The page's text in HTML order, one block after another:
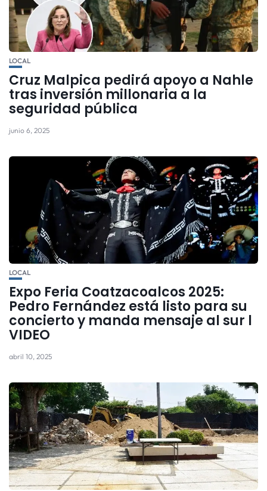
LOCAL
Cruz Malpica pedirá apoyo a Nahle
tras inversión millonaria a la
seguridad pública
junio 6, 2025
LOCAL
Expo Feria Coatzacoalcos 2025:
Pedro Fernández está listo para su
concierto y manda mensaje al sur l
VIDEO
abril 10, 2025